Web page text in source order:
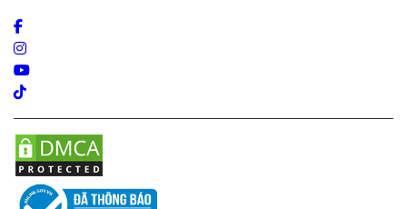
Facebook
Instagram
Youtube
Tiktok